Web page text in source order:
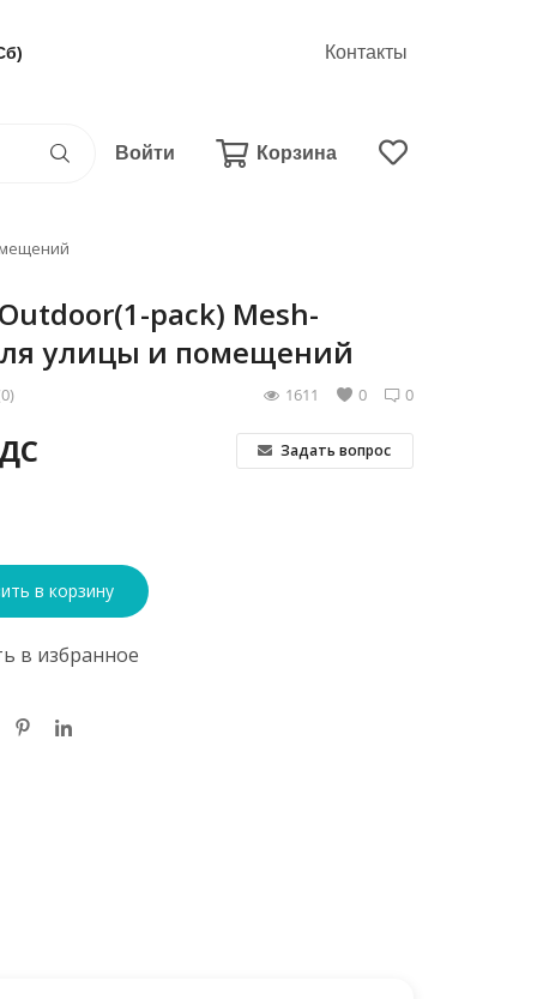
Контакты
Войти Корзина
pack) Mesh-
улицы и помещений
0
0
1611
Задать вопрос
в корзину
в избранное